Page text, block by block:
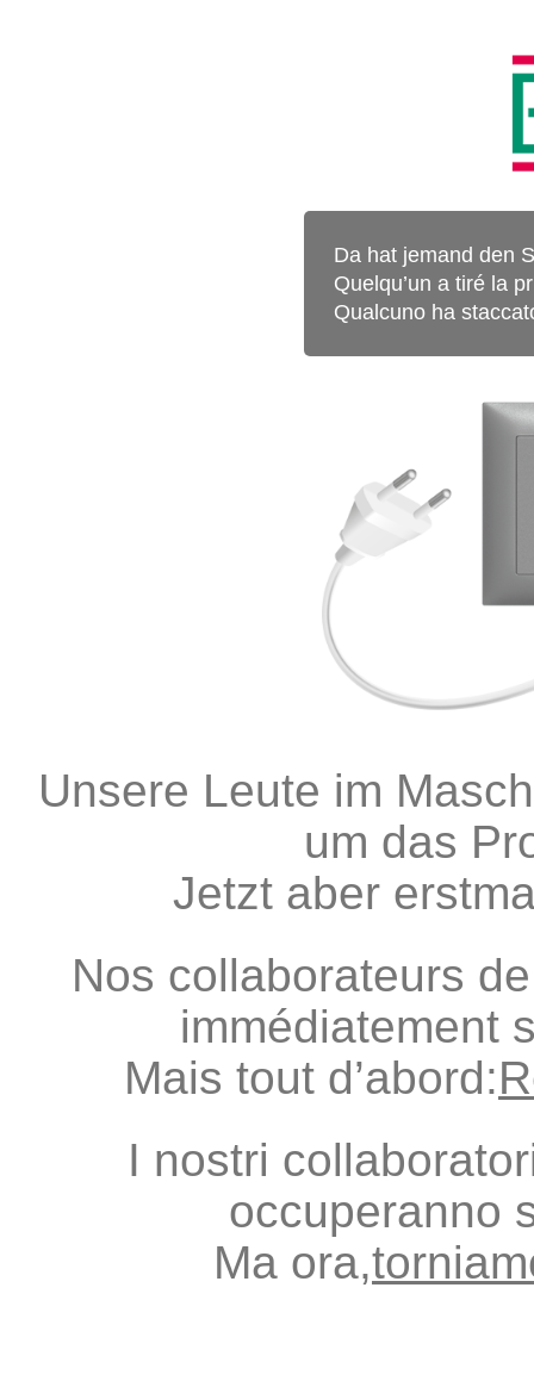
Da hat jemand den
Quelqu’un a tiré la
Qualcuno ha
Unsere Leute im
um das
Jetzt aber
Nos collaborateurs
immédiatement
Mais tout d’abord:
I nostri
occuperanno
Ma ora,